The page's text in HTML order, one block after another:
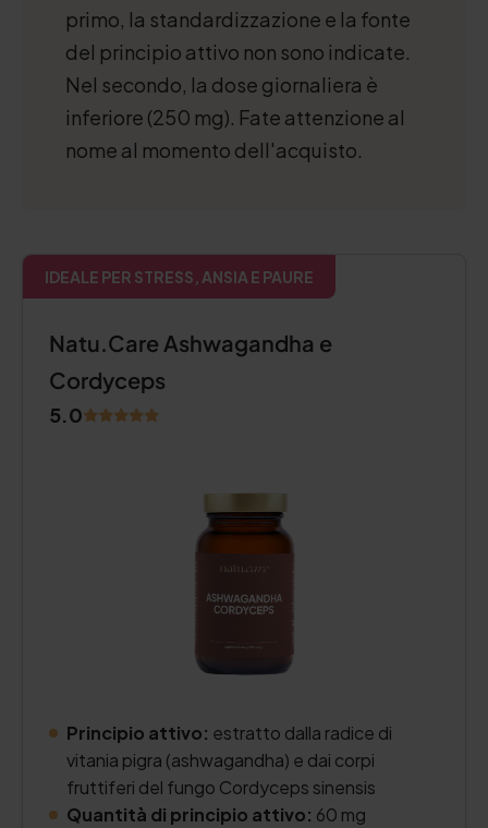
primo, la standardizzazione e la fonte
del principio attivo non sono indicate.
Nel secondo, la dose giornaliera è
inferiore (250 mg). Fate attenzione al
nome al momento dell'acquisto.
IDEALE PER STRESS, ANSIA E PAURE
Natu.Care Ashwagandha e
Cordyceps
5.0
Principio attivo: estratto dalla radice di
vitania pigra (ashwagandha) e dai corpi
fruttiferi del fungo Cordyceps sinensis
Quantità di principio attivo: 60 mg